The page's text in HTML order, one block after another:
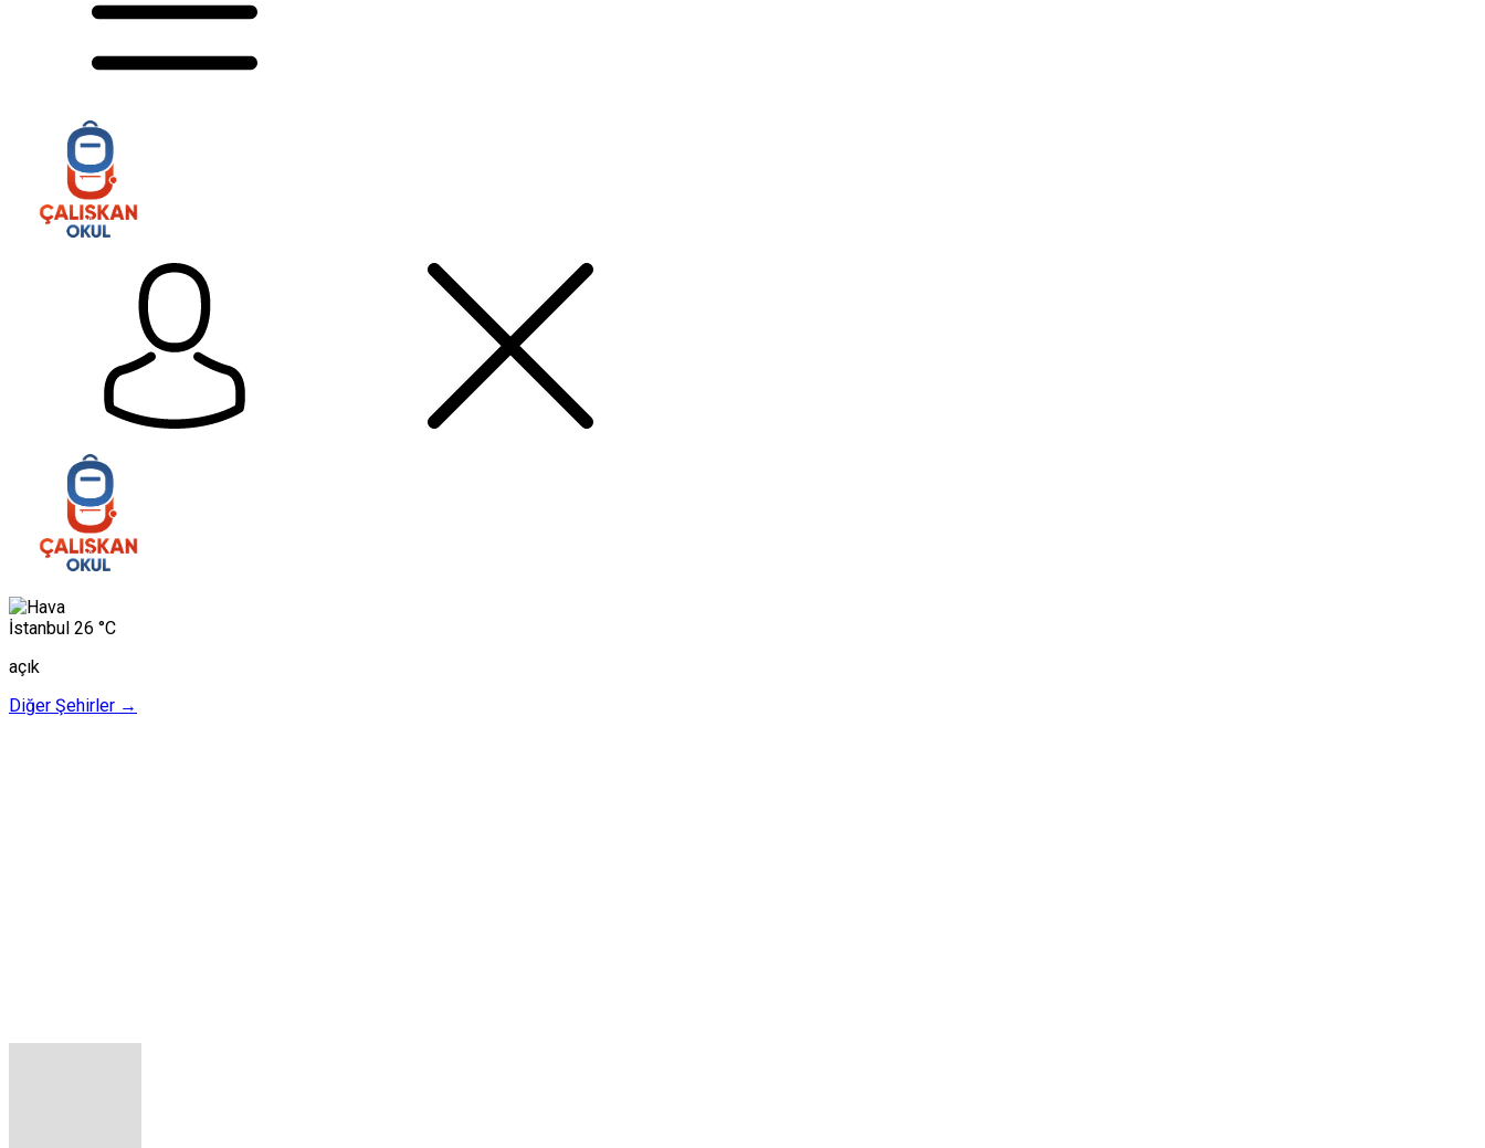
İstanbul 26 °C
açık
Diğer Şehirler →